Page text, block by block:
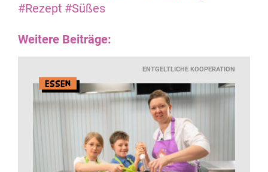
#Rezept #Süßes
Weitere Beiträge:
ENTGELTLICHE KOOPERATION
Essen